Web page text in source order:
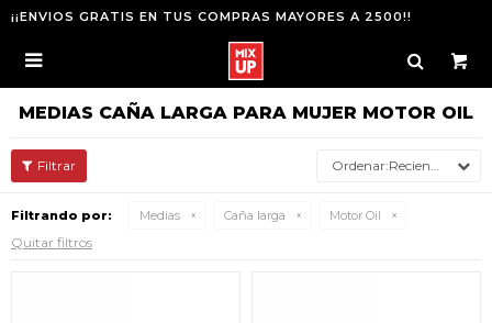
¡¡ENVIOS GRATIS EN TUS COMPRAS MAYORES A 2500!!

MEDIAS CAÑA LARGA PARA MUJER MOTOR OIL
Recientes
Filtrando por: Medias Caña larga Motor Oil
Quitar filtros